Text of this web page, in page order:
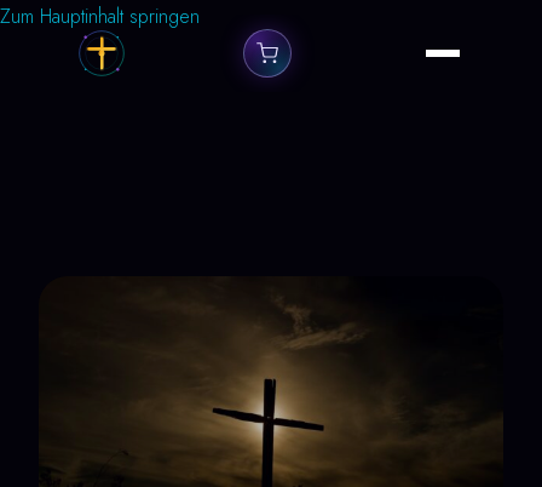
Zum Hauptinhalt springen